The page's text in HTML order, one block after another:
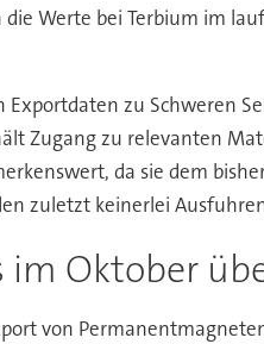
Werte bei Terbium im
zu Schweren
Zugang zu relevanten
da sie dem
zuletzt keinerlei
Oktober
von